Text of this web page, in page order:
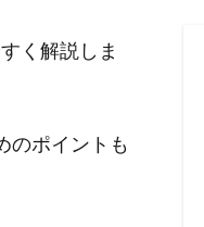
く解説しま
のポイントも